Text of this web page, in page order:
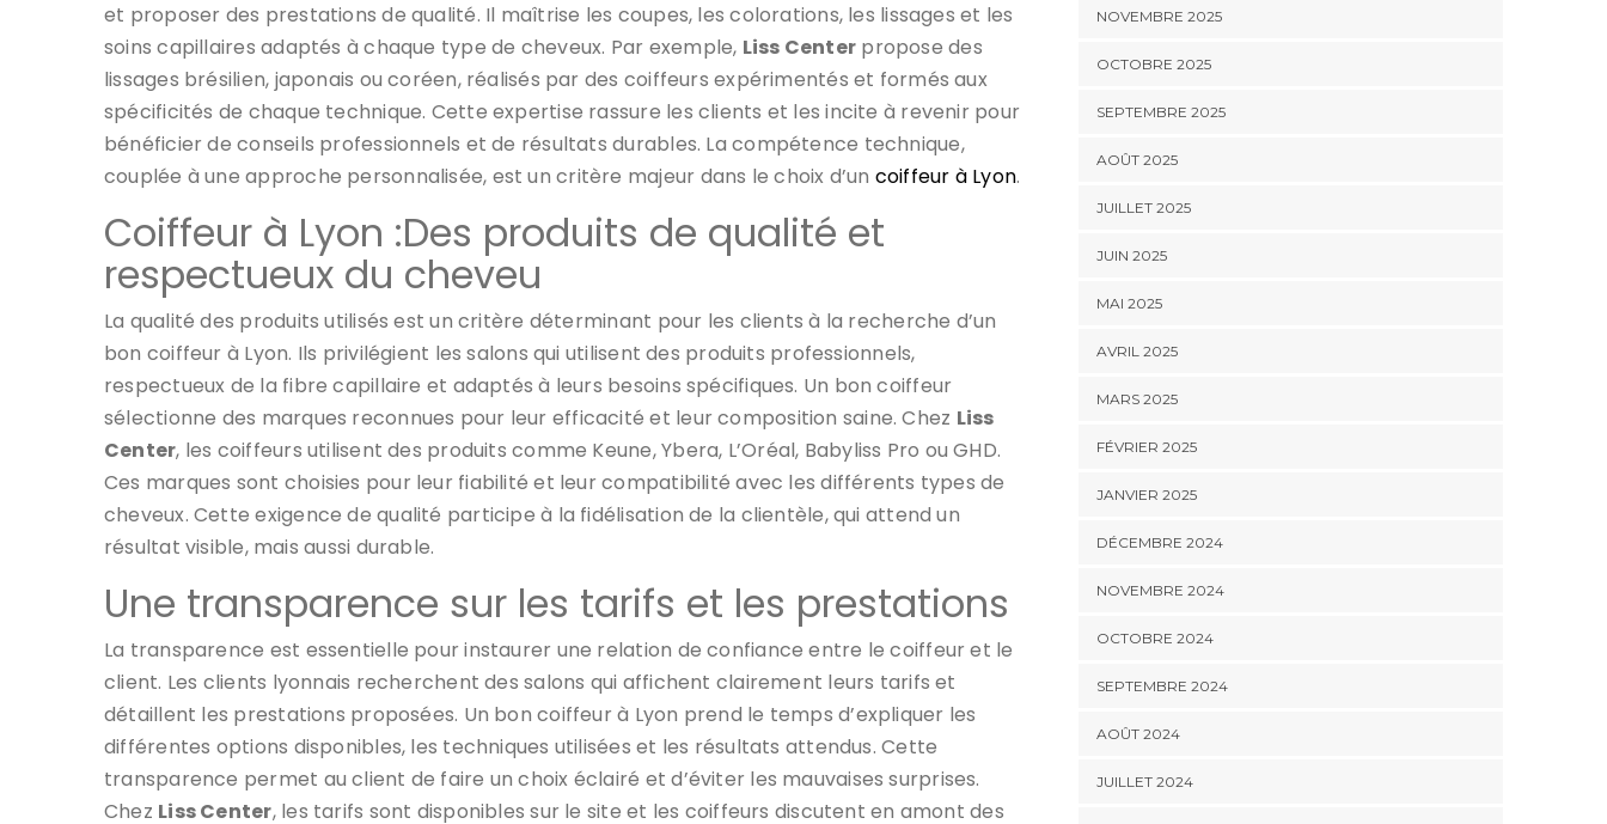
et proposer des prestations de qualité. Il maîtrise les coupes, les colorations, les lissages et les
soins capillaires adaptés à chaque type de cheveux. Par exemple, Liss Center propose des
lissages brésilien, japonais ou coréen, réalisés par des coiffeurs expérimentés et formés aux
spécificités de chaque technique. Cette expertise rassure les clients et les incite à revenir pour
bénéficier de conseils professionnels et de résultats durables. La compétence technique,
couplée à une approche personnalisée, est un critère majeur dans le choix d’un coiffeur à Lyon.
Coiffeur à Lyon :Des produits de qualité et
respectueux du cheveu
La qualité des produits utilisés est un critère déterminant pour les clients à la recherche d’un
bon coiffeur à Lyon. Ils privilégient les salons qui utilisent des produits professionnels,
respectueux de la fibre capillaire et adaptés à leurs besoins spécifiques. Un bon coiffeur
sélectionne des marques reconnues pour leur efficacité et leur composition saine. Chez Liss
Center, les coiffeurs utilisent des produits comme Keune, Ybera, L’Oréal, Babyliss Pro ou GHD.
Ces marques sont choisies pour leur fiabilité et leur compatibilité avec les différents types de
cheveux. Cette exigence de qualité participe à la fidélisation de la clientèle, qui attend un
résultat visible, mais aussi durable.
Une transparence sur les tarifs et les prestations
La transparence est essentielle pour instaurer une relation de confiance entre le coiffeur et le
client. Les clients lyonnais recherchent des salons qui affichent clairement leurs tarifs et
détaillent les prestations proposées. Un bon coiffeur à Lyon prend le temps d’expliquer les
différentes options disponibles, les techniques utilisées et les résultats attendus. Cette
transparence permet au client de faire un choix éclairé et d’éviter les mauvaises surprises.
Chez Liss Center, les tarifs sont disponibles sur le site et les coiffeurs discutent en amont des
NOVEMBRE 2025
OCTOBRE 2025
SEPTEMBRE 2025
AOÛT 2025
JUILLET 2025
JUIN 2025
MAI 2025
AVRIL 2025
MARS 2025
FÉVRIER 2025
JANVIER 2025
DÉCEMBRE 2024
NOVEMBRE 2024
OCTOBRE 2024
SEPTEMBRE 2024
AOÛT 2024
JUILLET 2024